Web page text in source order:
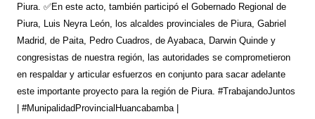
Piura. ✅En este acto, también participó el Gobernado Regional de
Piura, Luis Neyra León, los alcaldes provinciales de Piura, Gabriel
Madrid, de Paita, Pedro Cuadros, de Ayabaca, Darwin Quinde y
congresistas de nuestra región, las autoridades se comprometieron
en respaldar y articular esfuerzos en conjunto para sacar adelante
este importante proyecto para la región de Piura. #TrabajandoJuntos
| #MunipalidadProvincialHuancabamba |